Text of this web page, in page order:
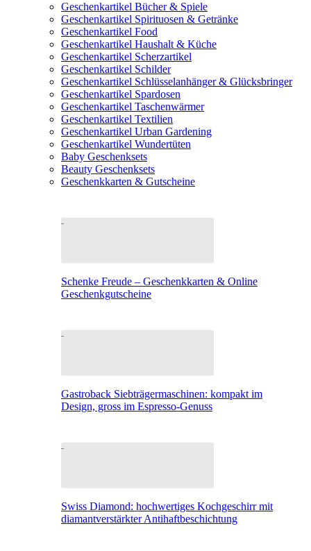
Geschenkartikel Bücher & Spiele
Geschenkartikel Spirituosen & Getränke
Geschenkartikel Food
Geschenkartikel Haushalt & Küche
Geschenkartikel Scherzartikel
Geschenkartikel Schilder
Geschenkartikel Schlüsselanhänger & Glücksbringer
Geschenkartikel Spardosen
Geschenkartikel Taschenwärmer
Geschenkartikel Textilien
Geschenkartikel Urban Gardening
Geschenkartikel Wundertüten
Baby Geschenksets
Beauty Geschenksets
Geschenkkarten & Gutscheine
Schenke Freude – Geschenkkarten & Online
Geschenkgutscheine
Gastroback Siebträgermaschinen: kompakt im
Design, gross im Espresso-Genuss
Swiss Diamond: hochwertiges Kochgeschirr mit
diamantverstärkter Antihaftbeschichtung